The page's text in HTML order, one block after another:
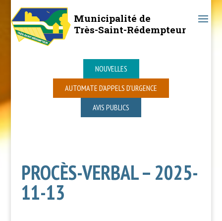
Municipalité de
Très-Saint-Rédempteur
NOUVELLES
AUTOMATE D’APPELS D’URGENCE
AVIS PUBLICS
PROCÈS-VERBAL – 2025-
11-13